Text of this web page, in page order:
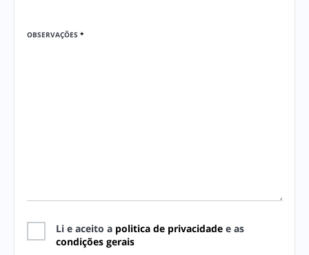
OBSERVAÇÕES *
Li e aceito a politica de privacidadee as
condições gerais